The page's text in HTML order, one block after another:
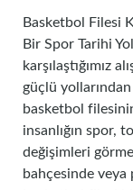
Basketbol Filesi
Bir Spor Tarihi
karşılaştığımız
güçlü
basketbol
insanlığın spor,
değişimleri
bahçesinde